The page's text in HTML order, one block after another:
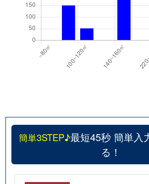
簡単3STEP♪最短45秒 簡単入
る！